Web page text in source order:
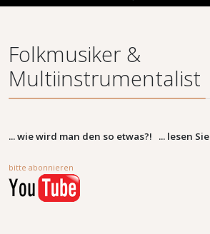
Folkmusiker &
Multiinstrumentalist
... wie wird man den so etwas?! ... lesen Sie
bitte abonnieren